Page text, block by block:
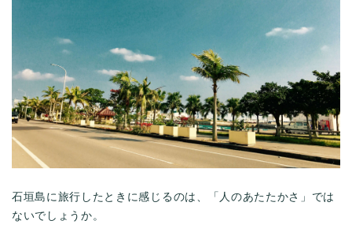
石垣島に旅行したときに感じるのは、「人のあたたかさ」では
ないでしょうか。